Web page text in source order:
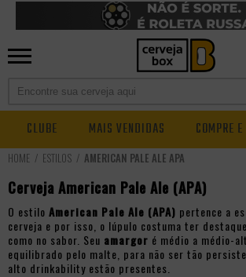
CLUBE MAIS VENDIDAS COMPRE
ESTILOS AMERICAN PALE ALE APA
Cerveja American Pale Ale (APA)
O estilo American Pale Ale (APA) pertence a
cerveja e por isso, o lúpulo costuma ter
como no sabor. Seu amargor é médio a médio-
equilibrado pelo malte, para não ser tão
alto drinkability estão presentes.